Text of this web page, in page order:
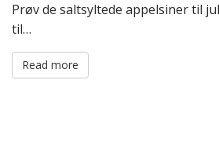
Prøv de saltsyltede appelsiner til
til…
Read more